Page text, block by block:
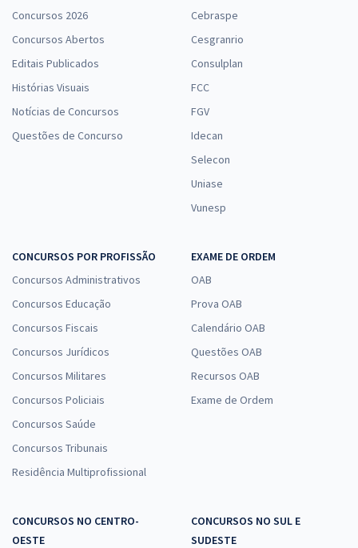
Concursos 2026
Concursos Abertos
Editais Publicados
Histórias Visuais
Notícias de Concursos
Questões de Concurso
Cebraspe
Cesgranrio
Consulplan
FCC
FGV
Idecan
Selecon
Uniase
Vunesp
CONCURSOS POR PROFISSÃO
Concursos Administrativos
Concursos Educação
Concursos Fiscais
Concursos Jurídicos
Concursos Militares
Concursos Policiais
Concursos Saúde
Concursos Tribunais
Residência Multiprofissional
EXAME DE ORDEM
OAB
Prova OAB
Calendário OAB
Questões OAB
Recursos OAB
Exame de Ordem
CONCURSOS NO CENTRO-
OESTE
CONCURSOS NO SUL E
SUDESTE